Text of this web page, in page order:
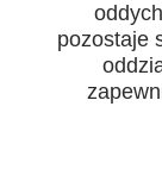
pozostaje